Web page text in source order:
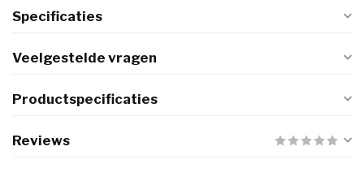
Specificaties
Veelgestelde vragen
Productspecificaties
Reviews